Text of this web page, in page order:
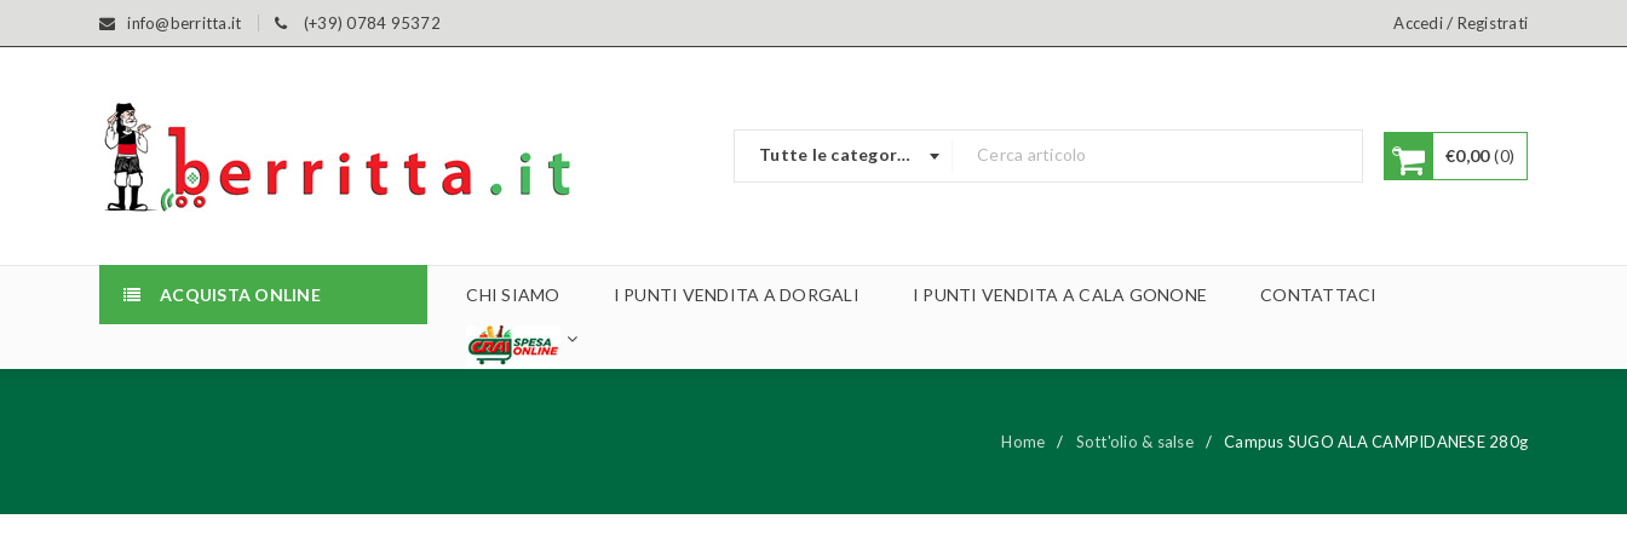
info@berritta.it (+39) 0784 95372 Accedi/ Registrati
Tutte le categorie €0,00 0
ACQUISTA ONLINE CHI SIAMO I PUNTI VENDITA A DORGALI I PUNTI VENDITA A CALA GONONE CONTATTACI
Home / Sott'olio & salse / Campus SUGO ALA CAMPIDANESE 280g